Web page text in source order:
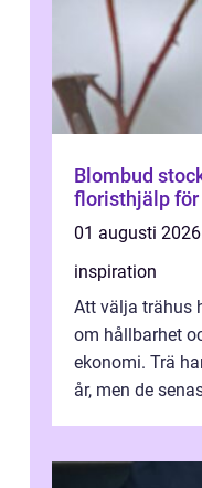
Blombud stockholm så
floristhjälp
01 augusti 2026
inspiration
Att välja trähus
om hållbarhet
ekonomi. Trä
år, men de